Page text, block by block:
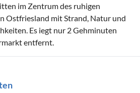
im Zentrum des ruhigen
Ostfriesland mit Strand, Natur und
Es iegt nur 2 Gehminuten
entfernt.